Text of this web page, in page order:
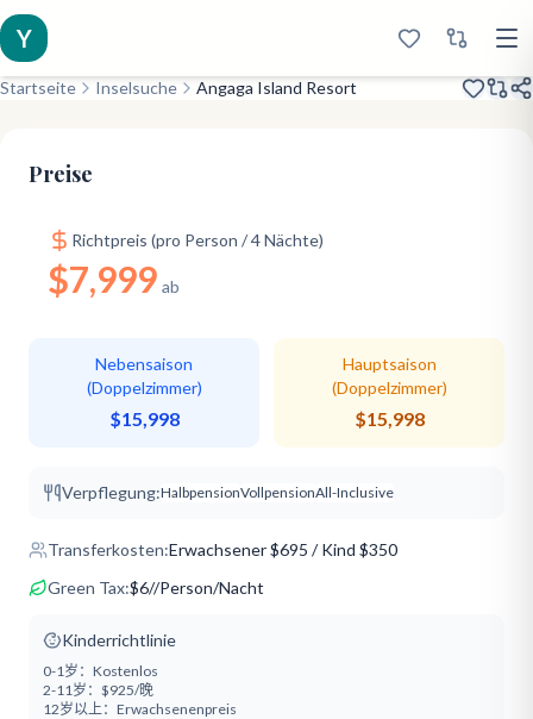
Y
Startseite Inselsuche Angaga Island Resort
Preise
Richtpreis (pro Person / 4 Nächte)
$7,999 ab
Nebensaison
(Doppelzimmer)
$15,998
Hauptsaison
(Doppelzimmer)
$15,998
Verpflegung:HalbpensionVollpensionAll-Inclusive
Transferkosten:Erwachsener$695 / Kind $350
Green Tax:$6//Person/Nacht
Kinderrichtlinie
0-1岁： Kostenlos
2-11岁： $925/晚
12岁以上： Erwachsenenpreis